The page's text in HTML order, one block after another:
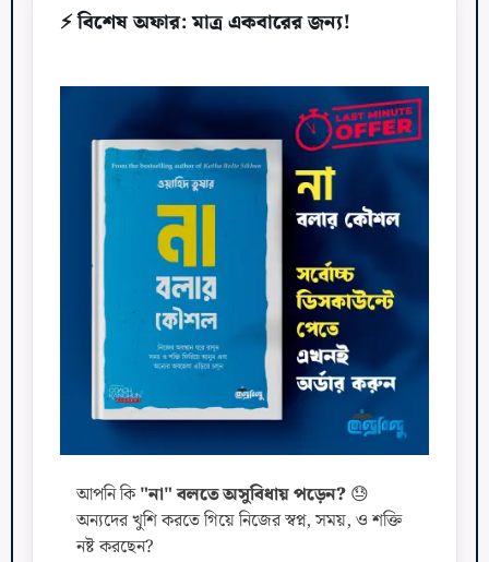
⚡ বিশেষ অফার: মাত্র একবারের জন্য!
আপনি কি"না" বলতে অসুবিধায় পড়েন? 😓
অন্যদের খুশি করতে গিয়ে নিজের স্বপ্ন, সময়, ও শক্তি
নষ্ট করছেন?